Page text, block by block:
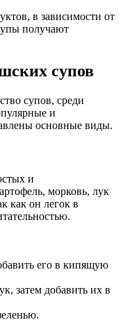
в зависимости от
получают
супов
супов, среди
и
основные виды.
и
морковь, лук
как он легок в
его в кипящую
затем добавить их в